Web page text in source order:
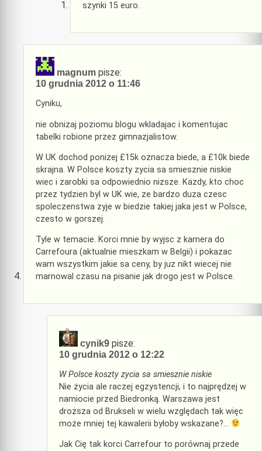
szynki 15 euro.
magnum pisze:
10 grudnia 2012 o 11:46
Cyniku,
nie obnizaj poziomu blogu wkladajac i komentujac
tabelki robione przez gimnazjalistow.
W UK dochod ponizej £15k oznacza biede, a £10k biede
skrajna. W Polsce koszty zycia sa smiesznie niskie
wiec i zarobki sa odpowiednio nizsze. Kazdy, kto choc
przez tydzien byl w UK wie, ze bardzo duza czesc
spoleczenstwa zyje w biedzie takiej jaka jest w Polsce,
czesto w gorszej.
Tyle w temacie. Korci mnie by wyjsc z kamera do
Carrefoura (aktualnie mieszkam w Belgii) i pokazac
wam wszystkim jakie sa ceny, by juz nikt wiecej nie
marnowal czasu na pisanie jak drogo jest w Polsce.
cynik9 pisze:
10 grudnia 2012 o 12:22
W Polsce koszty zycia sa smiesznie niskie
Nie życia ale raczej egzystencji, i to najprędzej w
namiocie przed Biedronką. Warszawa jest
droższa od Brukseli w wielu względach tak więc
może mniej tej kawalerii byłoby wskazane?…
Jak Cię tak korci Carrefour to porównaj przede